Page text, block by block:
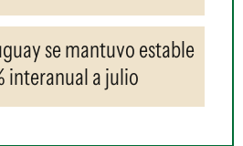
se mantuvo estable
interanual a julio